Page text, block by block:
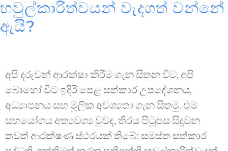
හවුල්කාරිත්වයන් වැදගත් වන්නේ
ඇයි?
අපි දරුවන් ආරක්ෂා කිරීම ගැන සිතන විට, අපි
බොහෝ විට ඉදිරි පෙළ සත්කාර උපදේශනය,
අධ්‍යාපනය සහ මූලික අවශ්‍යතා ගැන සිතමු. එම
සහයෝගය අත්‍යවශ්‍ය වුවද, තිරය පිටුපස සිදුවන
තවත් ආරක්ෂණ ස්ථරයක් තිබේ: සමස්ත සත්කාර